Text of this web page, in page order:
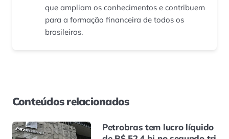
que ampliam os conhecimentos e contribuem
para a formação financeira de todos os
brasileiros.
Conteúdos relacionados
Petrobras tem lucro líquido